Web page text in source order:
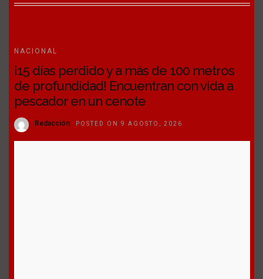
NACIONAL
¡15 días perdido y a más de 100 metros
de profundidad! Encuentran con vida a
pescador en un cenote
Redacción POSTED ON 9 AGOSTO, 2026